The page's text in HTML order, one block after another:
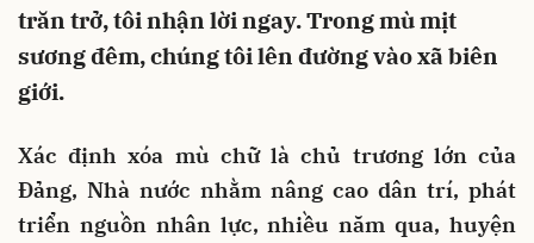
trăn trở, tôi nhận lời ngay. Trong mù mịt
sương đêm, chúng tôi lên đường vào xã biên
giới.
Xác định xóa mù chữ là chủ trương lớn của
Đảng, Nhà nước nhằm nâng cao dân trí, phát
triển nguồn nhân lực, nhiều năm qua, huyện